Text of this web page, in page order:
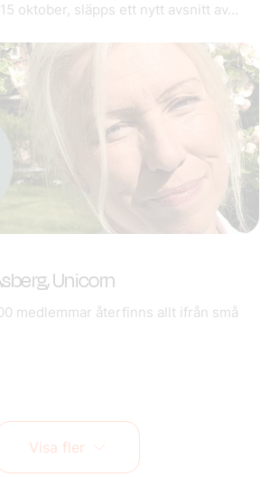
oktober, släpps ett nytt avsnitt av...
Unicorn
medlemmar återfinns allt ifrån små
Visa fler